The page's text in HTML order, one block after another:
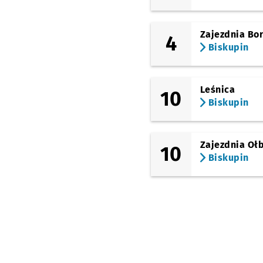
(Olszewskiego)
Piramowicza (Kampus
Biskupin)
(Olszewskiego)
Spółdzielcza
Biskupin
4
Zajezdnia
Biskupin
10
Leśnica
Biskupin
10
Zajezdnia
Biskupin